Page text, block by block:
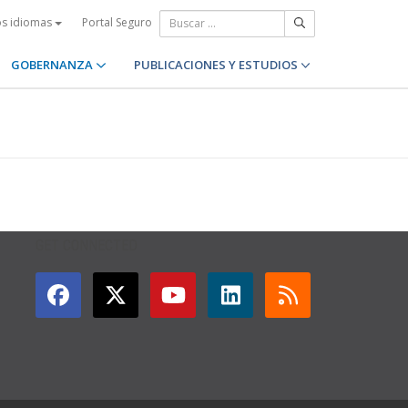
idiomas Portal Seguro
GOBERNANZA PUBLICACIONES Y ESTUDIOS